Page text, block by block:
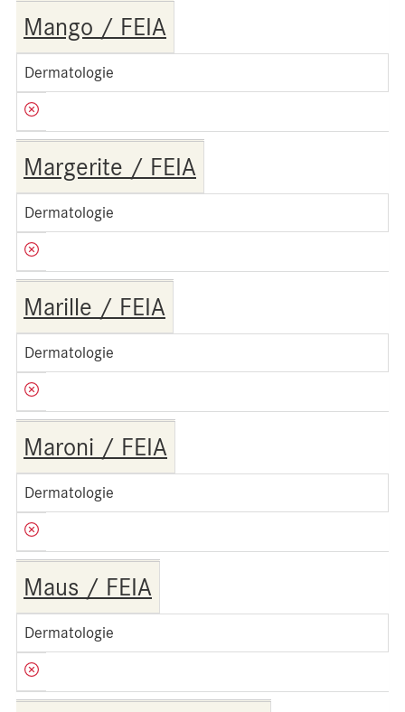
Mango / FEIA
Dermatologie
Margerite / FEIA
Dermatologie
Marille / FEIA
Dermatologie
Maroni / FEIA
Dermatologie
Maus / FEIA
Dermatologie